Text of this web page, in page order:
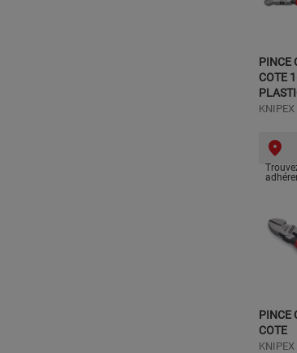
PINCE
COTE
KNIPEX
PINCE
COTE
KNIPEX